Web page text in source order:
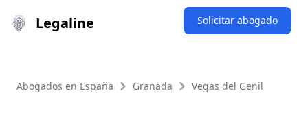
Legaline Solicitar abogado
Abogados en España Granada Vegas del Genil